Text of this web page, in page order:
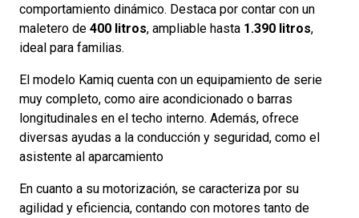
comportamiento dinámico. Destaca por contar con un
maletero de 400 litros, ampliable hasta 1.390 litros,
ideal para familias.
El modelo Kamiq cuenta con un equipamiento de serie
muy completo, como aire acondicionado o barras
longitudinales en el techo interno. Además, ofrece
diversas ayudas a la conducción y seguridad, como el
asistente al aparcamiento
En cuanto a su motorización, se caracteriza por su
agilidad y eficiencia, contando con motores tanto de